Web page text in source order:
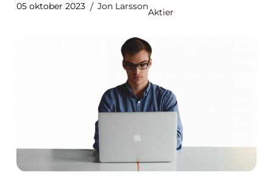
05 oktober 2023 Jon Larsson
Aktier